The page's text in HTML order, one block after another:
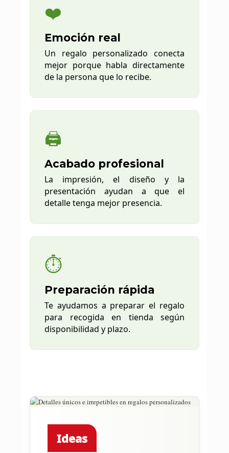
❤️
Emoción real
Un regalo personalizado conecta
mejor porque habla directamente
de la persona que lo recibe.
🖨️
Acabado profesional
La impresión, el diseño y la
presentación ayudan a que el
detalle tenga mejor presencia.
⏱️
Preparación rápida
Te ayudamos a preparar el regalo
para recogida en tienda según
disponibilidad y plazo.
Ideas